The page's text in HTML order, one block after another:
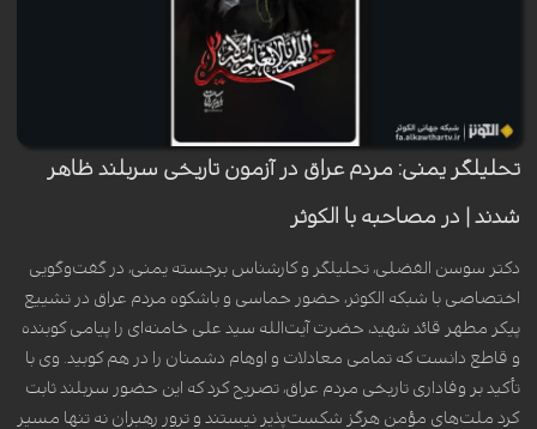
تحلیلگر یمنی: مردم عراق در آزمون تاریخی سربلند ظاهر
شدند | در مصاحبه با الکوثر
دکتر سوسن الفضلی، تحلیلگر و کارشناس برجسته یمنی، در گفت‌وگویی
اختصاصی با شبکه الکوثر، حضور حماسی و باشکوه مردم عراق در تشییع
پیکر مطهر قائد شهید، حضرت آیت‌الله سید علی خامنه‌ای را پیامی کوبنده
و قاطع دانست که تمامی معادلات و اوهام دشمنان را در هم کوبید. وی با
تأکید بر وفاداری تاریخی مردم عراق، تصریح کرد که این حضور سربلند ثابت
کرد ملت‌های مؤمن هرگز شکست‌پذیر نیستند و ترور رهبران نه تنها مسیر